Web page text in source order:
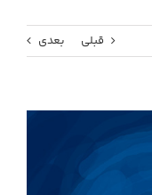
قبلی بعدی